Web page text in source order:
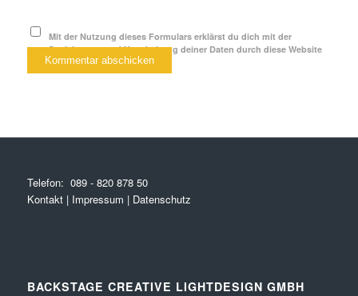
Mit der Nutzung dieses Formulars erklärst du dich mit der
Speicherung und Verarbeitung deiner Daten durch diese Website
einverstanden.*
Telefon: 089 - 820 878 50
Kontakt| Impressum | Datenschutz
BACKSTAGE CREATIVE LIGHTDESIGN GMBH